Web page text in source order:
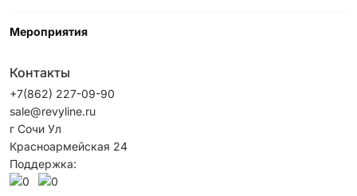
Мероприятия
Контакты
+7(862) 227-09-90
sale@revyline.ru
г Сочи Ул
Красноармейская 24
Поддержка: